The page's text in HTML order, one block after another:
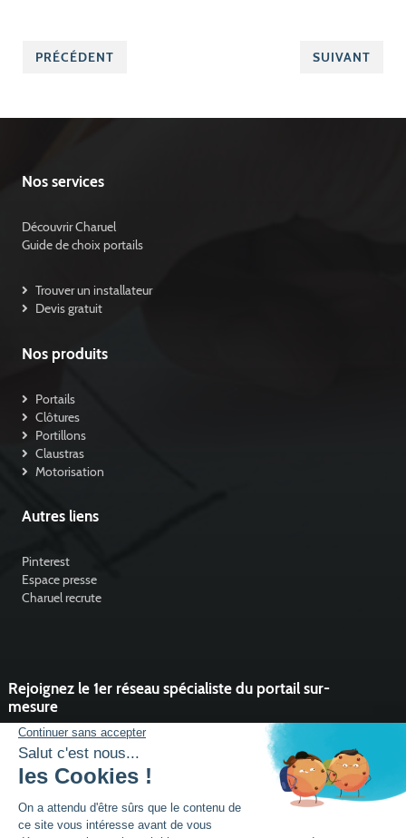
PRÉCÉDENT SUIVANT
Nos services
Découvrir Charuel
Guide de choix portails
Trouver un installateur
Devis gratuit
Nos produits
Portails
Clôtures
Portillons
Claustras
Motorisation
Autres liens
Pinterest
Espace presse
Charuel recrute
Rejoignez le 1er réseau spécialiste du portail sur-
mesure
Vous souhaitez développer l'activité portail de votre entreprise ?
Rejoindre un réseau dynamique, avec un service et des outils qui
font la différence ?